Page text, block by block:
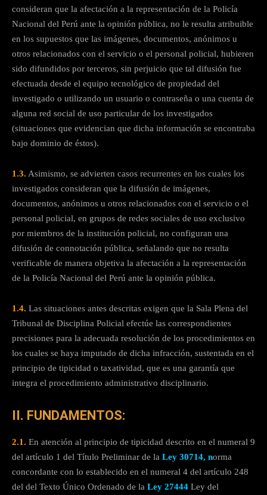
consideran que la afectación a la representación de la Policía
Nacional del Perú ante la opinión pública, no le resulta atribuible
en los supuestos que las imágenes, documentos, anónimos u
otros relacionados con el servicio o el personal policial, hubieren
sido difundidos por terceros, sin perjuicio que tal difusión fue
efectuada desde el equipo tecnológico de propiedad del
investigado o utilizando un usuario o contraseña o una cuenta de
alguna red social de uso particular de los investigados
(situaciones que evidencian que dicha información se encontraba
bajo dominio de éstos).
1.3. Asimismo, se advierten casos recurrentes en los cuales los
investigados consideran que la difusión de imágenes,
documentos, anónimos u otros relacionados con el servicio o el
personal policial, en grupos de redes sociales de uso exclusivo
por miembros de la institución policial, no configuran una
difusión de connotación pública, señalando que no resulta
verificable de manera objetiva la afectación a la representación
de la Policía Nacional del Perú ante la opinión pública.
1.4. Las situaciones antes descritas exigen que la Sala Plena del
Tribunal de Disciplina Policial efectúe las correspondientes
precisiones para la adecuada resolución de los procedimientos en
los cuales se haya imputado de dicha infracción, sustentada en el
principio de tipicidad o taxatividad, que es una garantía que
integra el procedimiento administrativo disciplinario.
II. FUNDAMENTOS:
2.1. En atención al principio de tipicidad descrito en el numeral 9
del artículo 1 del Título Preliminar de la Ley 30714, norma
concordante con lo establecido en el numeral 4 del artículo 248
del del Texto Único Ordenado de la Ley 27444 Ley del